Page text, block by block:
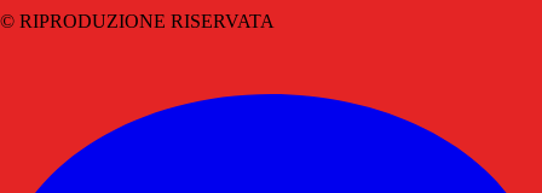
© RIPRODUZIONE RISERVATA